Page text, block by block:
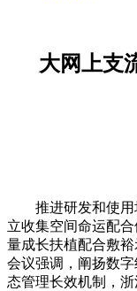
大网上支
推进研发和使用
立收集空间命运配
量成长扶植配合敷
会议强调，阐扬数
态管理长效机制，